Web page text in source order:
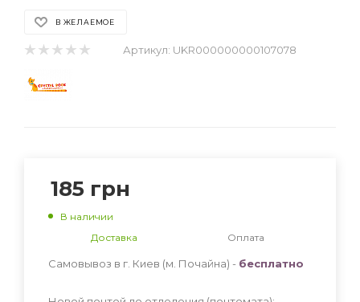
В ЖЕЛАЕМОЕ
Артикул: UKR000000000107078
185 грн
В наличии
Доставка
Оплата
Самовывоз в г. Киев (м. Почайна) - бесплатно